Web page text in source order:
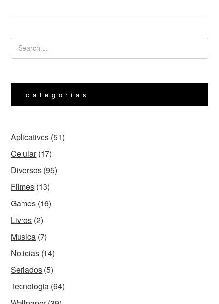
categorias
Aplicativos (51)
Celular(17)
Diversos (95)
Filmes (13)
Games (16)
Livros (2)
Musica (7)
Noticias (14)
Seriados (5)
Tecnologia (64)